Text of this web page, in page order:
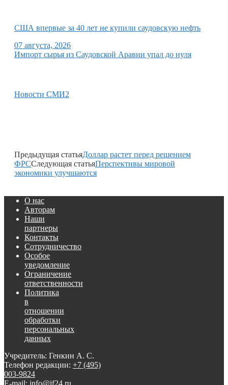
США впервые за 40 лет не купили саудовскую нефть
07 августа, 2026
Импорт сырья из Саудовской Аравии упал до нуля
Новости СМИ2
Предыдущая статьяДоллар растет перед решением
ФРССледующая статьяПерспективы мировой
экономики улучшаются
О нас
Авторам
Наши
партнеры
Контакты
Сотрудничество
Особое
уведомление
Ограничение
ответственности
Политика
в
отношении
обработки
персональных
данных
Учредитель: Генкин А. С.
Телефон редакции: +7 (495)
003-9824
E-mail: info@if24.ru